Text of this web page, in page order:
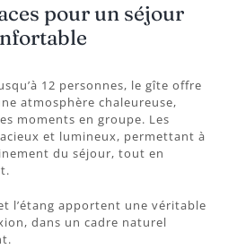
pour un séjour
12 personnes, le gîte offre
atmosphère chaleureuse,
moments en groupe. Les
et lumineux, permettant à
du séjour, tout en
l’étang apportent une véritable
dans un cadre naturel